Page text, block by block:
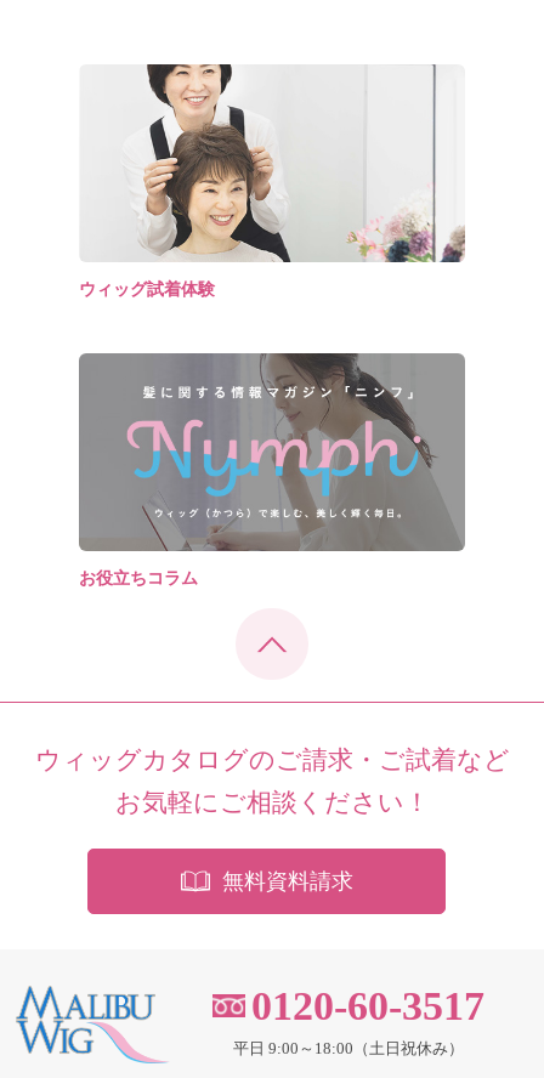
ウィッグ試着体験
お役立ちコラム
ウィッグカタログのご請求・ご試着など
お気軽にご相談ください！
無料資料請求
0120-60-3517
平日 9:00～18:00（土日祝休み）